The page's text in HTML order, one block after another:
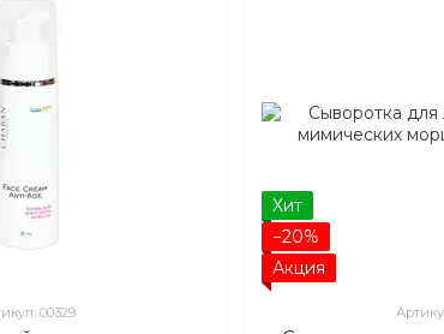
изготовление продукции только из
и разрешенных в
была действительно полезной и помогала
формулы. Ну и главным тоже стало
00329
Хит
−20%
Акция